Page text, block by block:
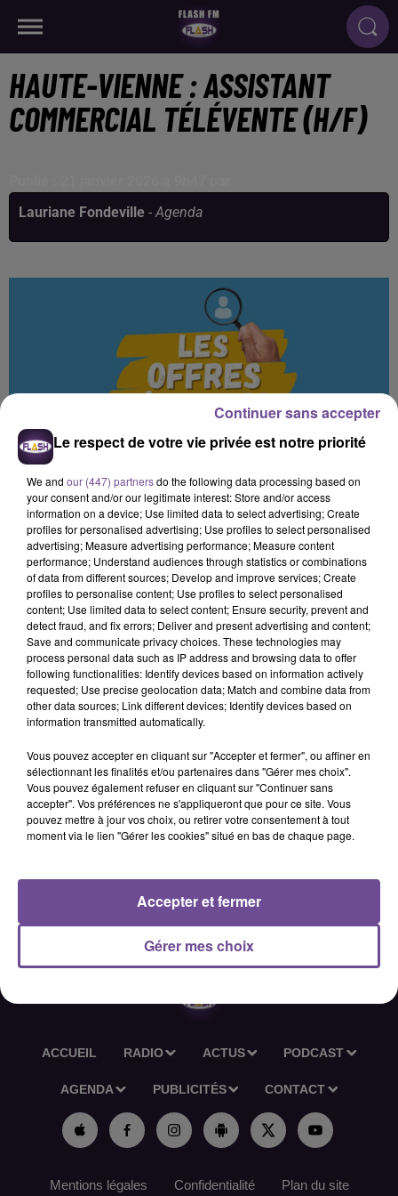
HAUTE-VIENNE : ASSISTANT
COMMERCIAL TÉLÉVENTE (H/F)
Lauriane Fondeville -Agenda
Offres Emploi Flash FM
Crédit :Flash FM
Une entreprise agroalimentaire de
Limoges recherche un assistant
commercial télévente (H/F)
Une entreprise agroalimentaire de Limoges recherche un
assistant commercial télévente (H/F). Au sein d’un open
space, vous gérez les appels sortants clients, saisissez les
commandes, traitez litiges et réclamations, et tenez le
informatiques et possédez une première expérience en
administration commerciale. Poste à pourvoir rapidement.
Réf France Travail: 202THKQ
ACCUEIL RADIO ACTUS PODCAST
AGENDA PUBLICITÉS CONTACT
Mentions légales Confidentialité Plan du site
Le respect de votre vie privée est notre priorité
We and our (447) partnersdo the following data processing based on
your consent and/or our legitimate interest: Store and/or access
information on a device; Use limited data to select advertising; Create
profiles for personalised advertising; Use profiles to select personalised
advertising; Measure advertising performance; Measure content
performance; Understand audiences through statistics or combinations
of data from different sources; Develop and improve services; Create
profiles to personalise content; Use profiles to select personalised
content; Use limited data to select content; Ensure security, prevent and
detect fraud, and fix errors; Deliver and present advertising and content;
Save and communicate privacy choices. These technologies may
process personal data such as IP address and browsing data to offer
following functionalities: Identify devices based on information actively
requested; Use precise geolocation data; Match and combine data from
other data sources; Link different devices; Identify devices based on
information transmitted automatically.
Vous pouvez accepter en cliquant sur "Accepter et fermer", ou affiner en
sélectionnant les finalités et/ou partenaires dans "Gérer mes choix".
Vous pouvez également refuser en cliquant sur "Continuer sans
accepter". Vos préférences ne s'appliqueront que pour ce site. Vous
pouvez mettre à jour vos choix, ou retirer votre consentement à tout
moment via le lien "Gérer les cookies" situé en bas de chaque page.
Gérer mes choix
Accepter et fermer
Continuer sans accepter